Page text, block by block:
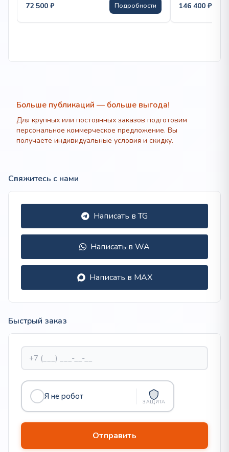
72 500 ₽ Подробности 146 400 ₽
Больше публикаций — больше выгода!
Для крупных или постоянных заказов подготовим
персональное коммерческое предложение. Вы
получаете индивидуальные условия и скидку.
Свяжитесь с нами
Написать в TG
Написать в WA
Написать в MAX
Быстрый заказ
Я не робот
ЗАЩИТА